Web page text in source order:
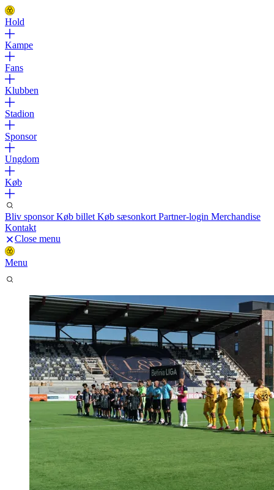
Hold
Kampe
Fans
Klubben
Stadion
Sponsor
Ungdom
Køb
Bliv sponsorKøb billet Køb sæsonkort Partner-login Merchandise
Kontakt
Close menu
Menu